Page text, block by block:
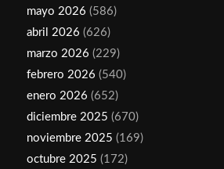
mayo 2026 (586)
abril 2026 (626)
marzo 2026 (229)
febrero 2026 (540)
enero 2026 (652)
diciembre 2025 (670)
noviembre 2025 (169)
octubre 2025 (172)